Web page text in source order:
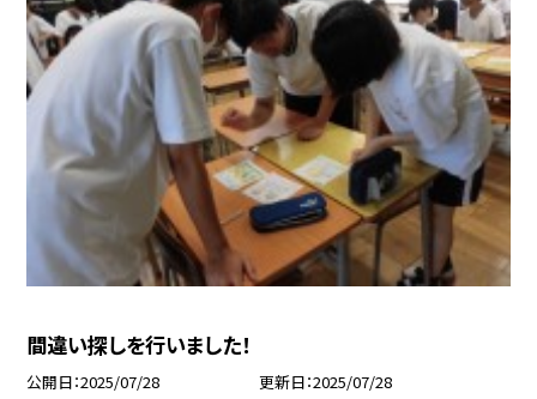
間違い探しを行いました！
公開日 2025/07/28 更新日 2025/07/28